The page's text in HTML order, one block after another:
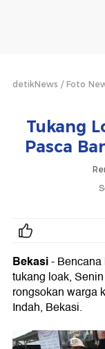
detikNews Foto
Tukang
Pasca
Bekasi-
tukang loak,
rongsokan warga
Indah, Bekasi.